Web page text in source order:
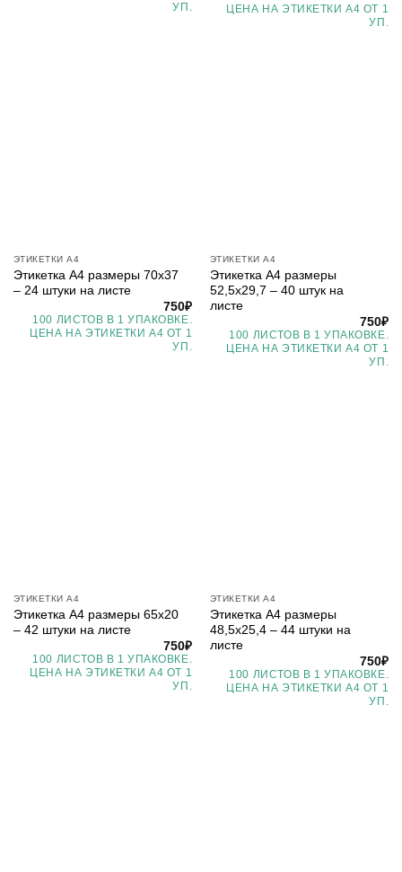
УП.
ЦЕНА НА ЭТИКЕТКИ А4 ОТ 1
УП.
ЭТИКЕТКИ А4
Этикетка А4 размеры 70х37
– 24 штуки на листе
750₽
100 ЛИСТОВ В 1 УПАКОВКЕ.
ЦЕНА НА ЭТИКЕТКИ А4 ОТ 1
УП.
ЭТИКЕТКИ А4
Этикетка А4 размеры
52,5х29,7 – 40 штук на
листе
750₽
100 ЛИСТОВ В 1 УПАКОВКЕ.
ЦЕНА НА ЭТИКЕТКИ А4 ОТ 1
УП.
ЭТИКЕТКИ А4
Этикетка А4 размеры 65х20
– 42 штуки на листе
750₽
100 ЛИСТОВ В 1 УПАКОВКЕ.
ЦЕНА НА ЭТИКЕТКИ А4 ОТ 1
УП.
ЭТИКЕТКИ А4
Этикетка А4 размеры
48,5х25,4 – 44 штуки на
листе
750₽
100 ЛИСТОВ В 1 УПАКОВКЕ.
ЦЕНА НА ЭТИКЕТКИ А4 ОТ 1
УП.